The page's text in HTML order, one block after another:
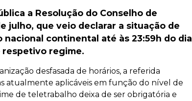
a Resolução do Conselho de
julho, que veio declarar a situação de
continental até às 23:59h do dia
respetivo regime.
desfasada de horários, a referida
atualmente aplicáveis em função do nível de
de teletrabalho deixa de ser obrigatória e